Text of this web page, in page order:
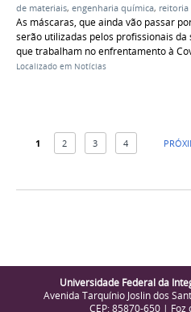
de materiais, engenharia química, reitoria
As máscaras, que ainda vão passar
serão utilizadas pelos profissionais da
que trabalham no enfrentamento à
Localizado em Notícias
1 2 3 4
Universidade Federal da
Avenida Tarquínio Joslin dos
CEP: 85870-650 | Foz